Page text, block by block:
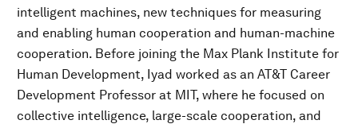
intelligent machines, new techniques for measuring
and enabling human cooperation and human-machine
cooperation. Before joining the Max Plank Institute for
Human Development, Iyad worked as an AT&T Career
Development Professor at MIT, where he focused on
collective intelligence, large-scale cooperation, and